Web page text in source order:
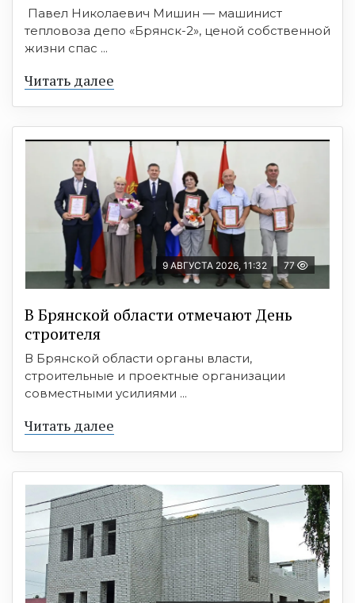
Павел Николаевич Мишин — машинист
тепловоза депо «Брянск-2», ценой собственной
жизни спас ...
Читать далее
9 АВГУСТА 2026, 11:32 77
В Брянской области отмечают День
строителя
В Брянской области органы власти,
строительные и проектные организации
совместными усилиями ...
Читать далее